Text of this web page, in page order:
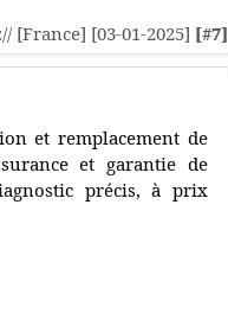
:// [France] [03-01-2025] [#7]
et remplacement de
et garantie de
précis, à prix